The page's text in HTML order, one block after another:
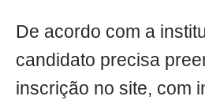
De acordo com a
candidato precisa
inscrição no site, com